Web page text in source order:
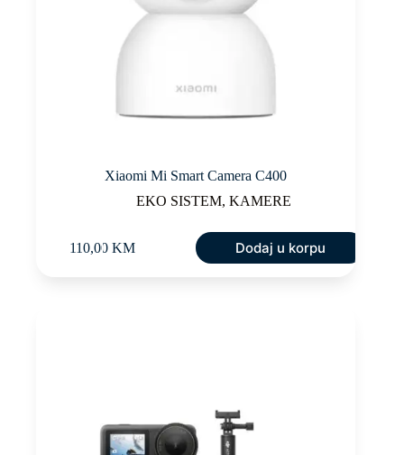
Xiaomi Mi Smart Camera C400
EKO SISTEM,KAMERE
110,00KM Dodaj u korpu